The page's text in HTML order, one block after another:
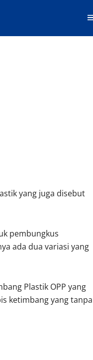
yang juga disebut
pembungkus
ada dua variasi yang
Plastik OPP yang
ketimbang yang tanpa